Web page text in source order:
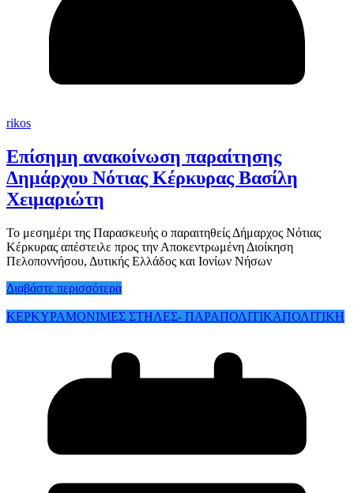
rikos
Επίσημη ανακοίνωση παραίτησης
Δημάρχου Νότιας Κέρκυρας Βασίλη
Χειμαριώτη
Το μεσημέρι της Παρασκευής ο παραιτηθείς Δήμαρχος Νότιας
Κέρκυρας απέστειλε προς την Αποκεντρωμένη Διοίκηση
Πελοποννήσου, Δυτικής Ελλάδος και Ιονίων Νήσων
Διαβάστε περισσότερα
ΚΕΡΚΥΡΑΜΟΝΙΜΕΣ ΣΤΗΛΕΣ- ΠΑΡΑΠΟΛΙΤΙΚΑΠΟΛΙΤΙΚΗ